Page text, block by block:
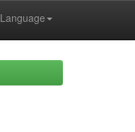
Language